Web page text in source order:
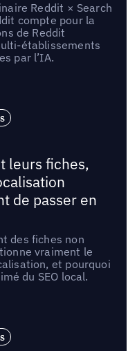
Reddit × Search
compte pour la
de Reddit
établissements
par l’IA.
leurs fiches,
de passer en
des fiches non
vraiment le
et pourquoi
du SEO local.